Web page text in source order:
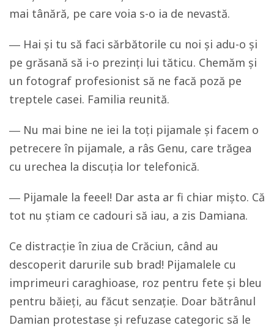
mai tânără, pe care voia s-o ia de nevastă.
― Hai și tu să faci sărbătorile cu noi și adu-o și
pe grăsană să i-o prezinți lui tăticu. Chemăm și
un fotograf profesionist să ne facă poză pe
treptele casei. Familia reunită.
― Nu mai bine ne iei la toți pijamale și facem o
petrecere în pijamale, a râs Genu, care trăgea
cu urechea la discuția lor telefonică.
― Pijamale la feeel! Dar asta ar fi chiar mișto. Că
tot nu știam ce cadouri să iau, a zis Damiana.
Ce distracție în ziua de Crăciun, când au
descoperit darurile sub brad! Pijamalele cu
imprimeuri caraghioase, roz pentru fete și bleu
pentru băieți, au făcut senzație. Doar bătrânul
Damian protestase și refuzase categoric să le